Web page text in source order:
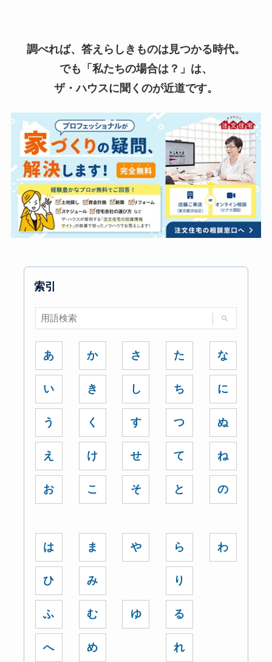
調べれば、答えらしきものは見つかる時代。
でも「私たちの場合は？」は、
ザ・ハウスに聞くのが近道です。
索引
あ
い
う
え
お
か
き
く
け
こ
さ
し
す
せ
そ
た
ち
つ
て
と
な
に
ぬ
ね
の
は
ひ
ふ
へ
ま
み
む
め
や
ゆ
ら
り
る
れ
わ